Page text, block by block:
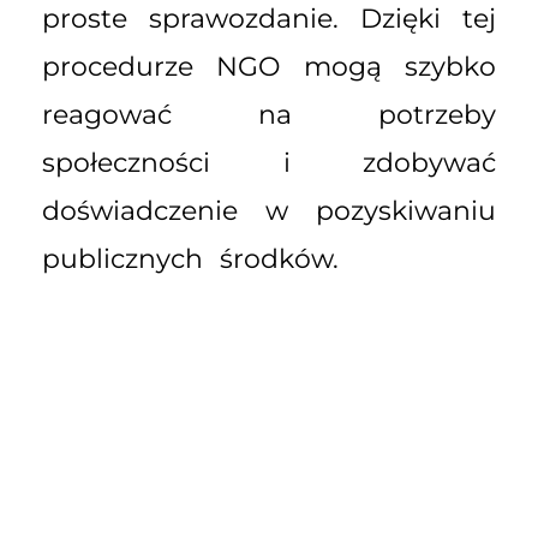
proste sprawozdanie. Dzięki tej
procedurze NGO mogą szybko
reagować na potrzeby
społeczności i zdobywać
doświadczenie w pozyskiwaniu
publicznych środków.